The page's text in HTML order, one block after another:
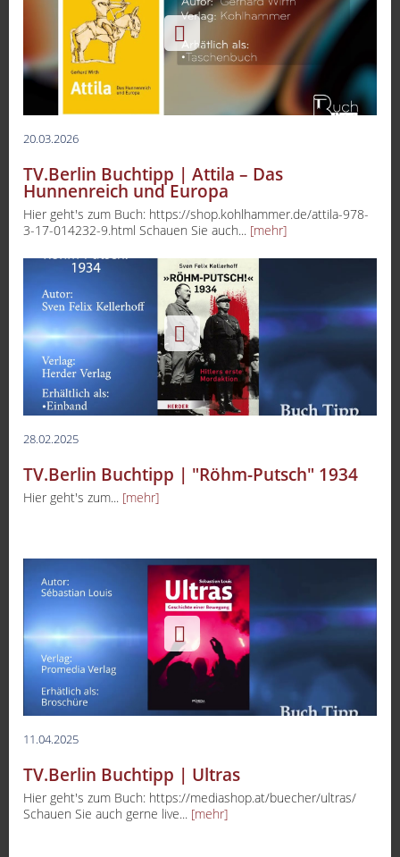
20.03.2026
TV.Berlin Buchtipp | Attila – Das
Hunnenreich und Europa
Hier geht's zum Buch: https://shop.kohlhammer.de/attila-978-
3-17-014232-9.html Schauen Sie auch... [mehr]
28.02.2025
TV.Berlin Buchtipp | "Röhm-Putsch" 1934
Hier geht's zum... [mehr]
11.04.2025
TV.Berlin Buchtipp | Ultras
Hier geht's zum Buch: https://mediashop.at/buecher/ultras/
Schauen Sie auch gerne live... [mehr]